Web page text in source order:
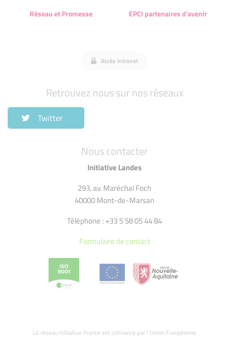
Nous contacter
Initiative Landes
293, av. Maréchal Foch
40000 Mont-de-Marsan
Téléphone : +33 5 58 05 44 84
Formulaire de contact
Le réseau Initiative France est cofinancé par l’Union Européenne
Réseau et Promesse
EPCI partenaires d'avenir
Accès intranet
Retrouvez nous sur nos réseaux
Twitter